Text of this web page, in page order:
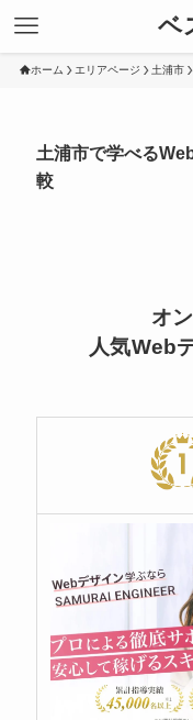
ベ
ホーム エリアページ 土浦市
土浦市で学べる
較
オ
人気Web